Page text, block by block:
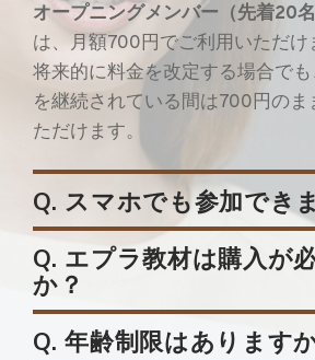
オープニングメンバー（先着20名
は、月額700円でご利用いただけ
将来的に料金を改定する場合で
を継続されている間は700円のま
ただけます。
Q. スマホでも参加でき
Q. エプラ教材は購入が
か？
Q. 年齢制限はあります